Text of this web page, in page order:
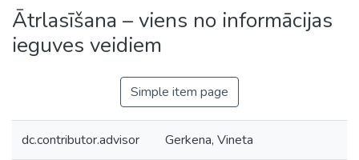
Ātrlasīšana – viens no informācijas
ieguves veidiem
Simple item page
dc.contributor.advisor Gerkena, Vineta